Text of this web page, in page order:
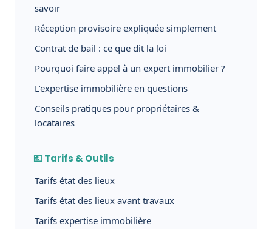
savoir
Réception provisoire expliquée simplement
Contrat de bail : ce que dit la loi
Pourquoi faire appel à un expert immobilier ?
L’expertise immobilière en questions
Conseils pratiques pour propriétaires &
locataires
💶 Tarifs & Outils
Tarifs état des lieux
Tarifs état des lieux avant travaux
Tarifs expertise immobilière